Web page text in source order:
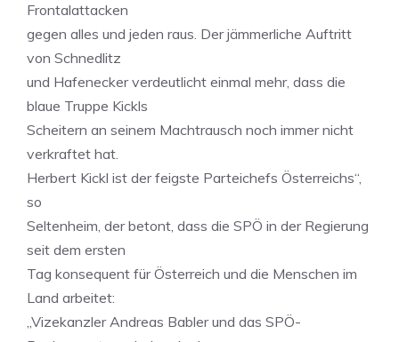
Frontalattacken
gegen alles und jeden raus. Der jämmerliche Auftritt
von Schnedlitz
und Hafenecker verdeutlicht einmal mehr, dass die
blaue Truppe Kickls
Scheitern an seinem Machtrausch noch immer nicht
verkraftet hat.
Herbert Kickl ist der feigste Parteichefs Österreichs“,
so
Seltenheim, der betont, dass die SPÖ in der Regierung
seit dem ersten
Tag konsequent für Österreich und die Menschen im
Land arbeitet:
„Vizekanzler Andreas Babler und das SPÖ-